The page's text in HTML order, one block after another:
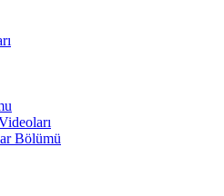
Bölümü